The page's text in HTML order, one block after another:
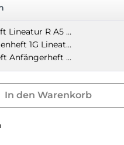
Oxford Rechenheft Lineatur R A5 10mm kariert quer
Oxford Geschichtenheft 1G Lineatur 1 A5 quer 16 Blatt
Oxford Schreibheft Anfängerheft Lineatur 1q im Querformat A5 16 Blatt
In den Warenkorb